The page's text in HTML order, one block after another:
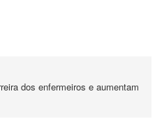
dos enfermeiros e aumentam